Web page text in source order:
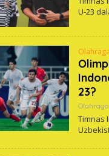
U-23
Olahraga
23?
Olahraga
Timnas